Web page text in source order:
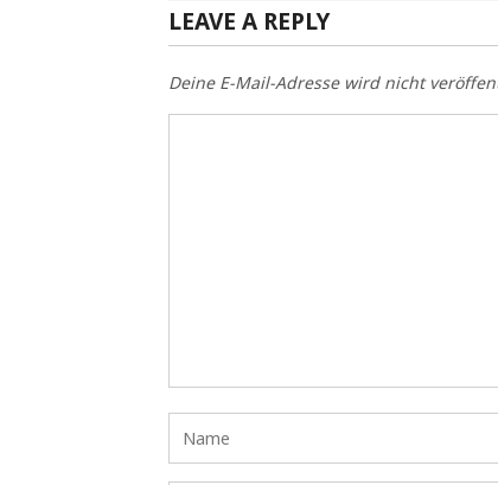
LEAVE A REPLY
Deine E-Mail-Adresse wird nicht